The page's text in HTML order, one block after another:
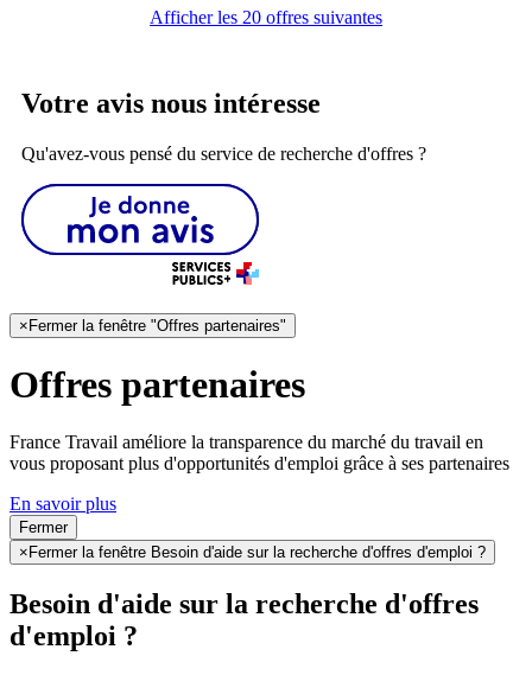
Afficher les 20 offres suivantes
Votre avis nous intéresse
Qu'avez-vous pensé du service de recherche d'offres ?
×Fermer la fenêtre "Offres partenaires"
Offres partenaires
France Travail améliore la transparence du marché du travail en
vous proposant plus d'opportunités d'emploi grâce à ses partenaires
En savoir plus
Fermer
× Fermer la fenêtre Besoin d'aide sur la recherche d'offres d'emploi ?
Besoin d'aide sur la recherche d'offres
d'emploi ?